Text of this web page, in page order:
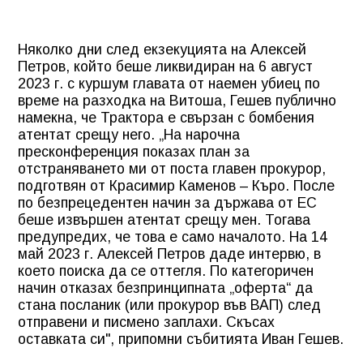
Няколко дни след екзекуцията на Алексей
Петров, който беше ликвидиран на 6 август
2023 г. с куршум главата от наемен убиец по
време на разходка на Витоша, Гешев публично
намекна, че Трактора е свързан с бомбения
атентат срещу него. „На нарочна
пресконференция показах план за
отстраняването ми от поста главен прокурор,
подготвян от Красимир Каменов – Къро. После
по безпрецедентен начин за държава от ЕС
беше извършен атентат срещу мен. Тогава
предупредих, че това е само началото. На 14
май 2023 г. Алексей Петров даде интервю, в
което поиска да се оттегля. По категоричен
начин отказах безпринципната „оферта“ да
стана посланик (или прокурор във ВАП) след
отправени и писмено заплахи. Скъсах
оставката си", припомни събитията Иван Гешев.